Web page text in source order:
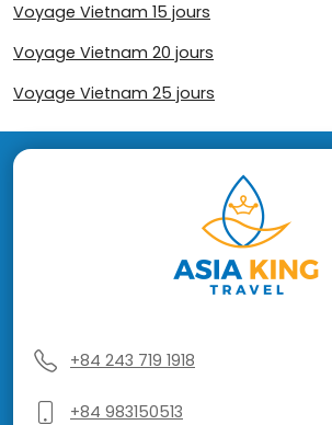
Voyage Vietnam 15 jours
Voyage Vietnam 20 jours
Voyage Vietnam 25 jours
+84 243 719 1918
+84 983150513